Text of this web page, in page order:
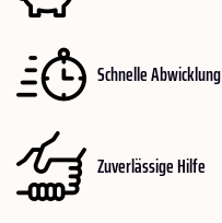
Schnelle Abwicklung
Zuverlässige Hilfe